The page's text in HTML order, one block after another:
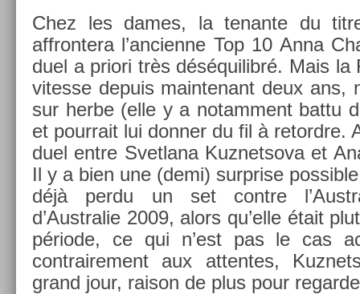
Chez les dames, la tenan­te du
affron­tera l’an­cien­ne Top 10 Anna
duel a priori très déséquilibré. Mais la
vites­se de­puis main­tenant deux ans,
sur herbe (elle y a notam­ment battu
et pour­rait lui donn­er du fil à re­tordre.
duel entre Svet­lana Kuz­netsova et
Il y a bien une (demi) sur­pr­ise
déjà perdu un set con­tre
d’Australie 2009, alors qu’elle était
période, ce qui n’est pas le cas
contra­ire­ment aux at­tentes,
grand jour, raison de plus pour